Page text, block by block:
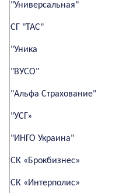
"Универсальная"
СГ "ТАС"
"Уника
"ВУСО"
"Альфа Страхование"
"УСГ»
"ИНГО Украина"
СК «Брокбизнес»
СК «Интерполис»